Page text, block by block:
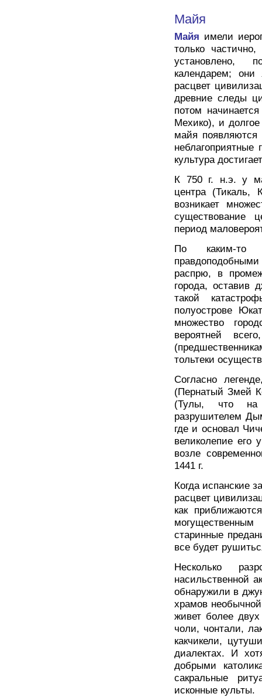
Майя
Майя имели
только
установлено,
календарем; они
расцвет
древние следы
потом
Мехико), и
майя
неблагоприятные
культура
К 750 г. н.э. у
центра (Тикаль,
возникает
существование
период
По каким-то
распрю, в
города, оставив
такой
полуострове
множество
вероятней
тольтеки
Согласно
(Пернатый Змей
(Тулы, что на
разрушителем
где и основал
великолепие его
возле
1441 г.
Когда испанские
расцвет
как
старинные
все будет
Несколько
насильственной
обнаружили в
храмов
живет более
чоли, чонтали,
какчикели,
диалектах. И
добрыми
сакральные
исконные культы.